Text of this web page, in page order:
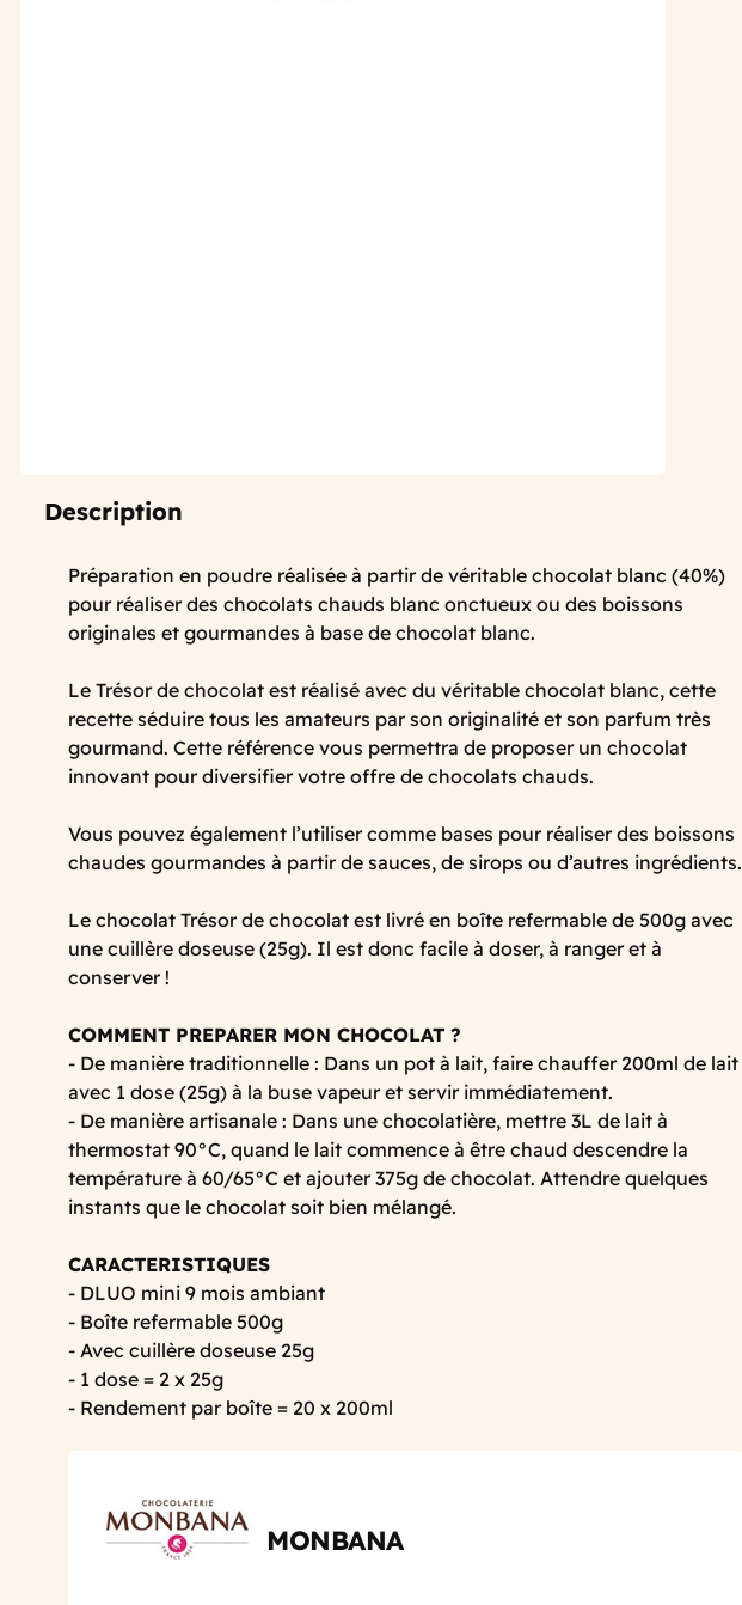
Description
Préparation en poudre réalisée à partir de véritable chocolat blanc (40%)
pour réaliser des chocolats chauds blanc onctueux ou des boissons
originales et gourmandes à base de chocolat blanc.
Le Trésor de chocolat est réalisé avec du véritable chocolat blanc, cette
recette séduire tous les amateurs par son originalité et son parfum très
gourmand. Cette référence vous permettra de proposer un chocolat
innovant pour diversifier votre offre de chocolats chauds.
Vous pouvez également l’utiliser comme bases pour réaliser des boissons
chaudes gourmandes à partir de sauces, de sirops ou d’autres ingrédients.
Le chocolat Trésor de chocolat est livré en boîte refermable de 500g avec
une cuillère doseuse (25g). Il est donc facile à doser, à ranger et à
conserver !
COMMENT PREPARER MON CHOCOLAT ?
- De manière traditionnelle : Dans un pot à lait, faire chauffer 200ml de lait
avec 1 dose (25g) à la buse vapeur et servir immédiatement.
- De manière artisanale : Dans une chocolatière, mettre 3L de lait à
thermostat 90°C, quand le lait commence à être chaud descendre la
température à 60/65°C et ajouter 375g de chocolat. Attendre quelques
instants que le chocolat soit bien mélangé.
CARACTERISTIQUES
- DLUO mini 9 mois ambiant
- Boîte refermable 500g
- Avec cuillère doseuse 25g
- 1 dose = 2 x 25g
- Rendement par boîte = 20 x 200ml
MONBANA